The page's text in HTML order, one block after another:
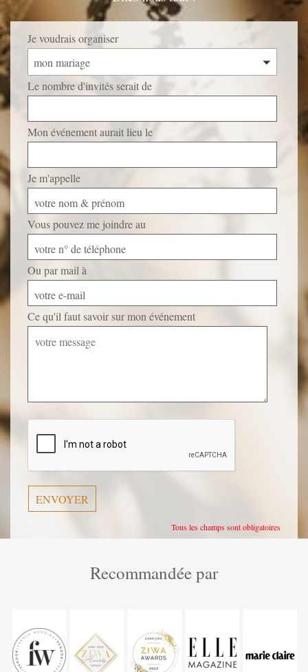
Je voudrais organiser
mon mariage
Le nombre d'invités serait de
Mon événement aurait lieu le
Je m'appelle
votre nom & prénom
Vous pouvez me joindre au
votre n° de téléphone
Ou par mail à
votre e-mail
Ce qu'il faut savoir sur mon événement
champ
vide.
Tous les champs sont obligatoires
Recommandée par